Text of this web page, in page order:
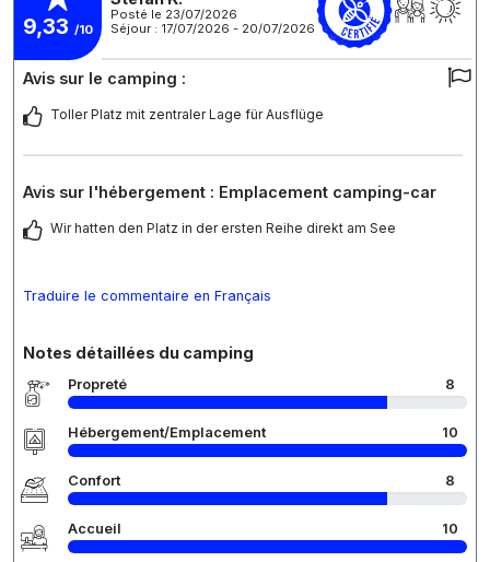
9,33 /10
Posté le 23/07/2026
Séjour : 17/07/2026 - 20/07/2026
Avis sur le camping :
Toller Platz mit zentraler Lage für Ausflüge
Avis sur l'hébergement : Emplacement camping-car
Wir hatten den Platz in der ersten Reihe direkt am See
Traduire le commentaire en Français
Notes détaillées du camping
Propreté 8
Hébergement/Emplacement 10
Confort 8
Accueil 10